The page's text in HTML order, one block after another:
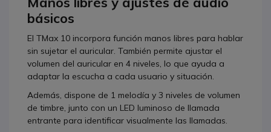
básicos
El TMax 10 incorpora función manos libres para hablar
sin sujetar el auricular. También permite ajustar el
volumen del auricular en 4 niveles, lo que ayuda a
adaptar la escucha a cada usuario y situación.
Además, dispone de 1 melodía y 3 niveles de volumen
de timbre, junto con un LED luminoso de llamada
entrante para identificar visualmente las llamadas.